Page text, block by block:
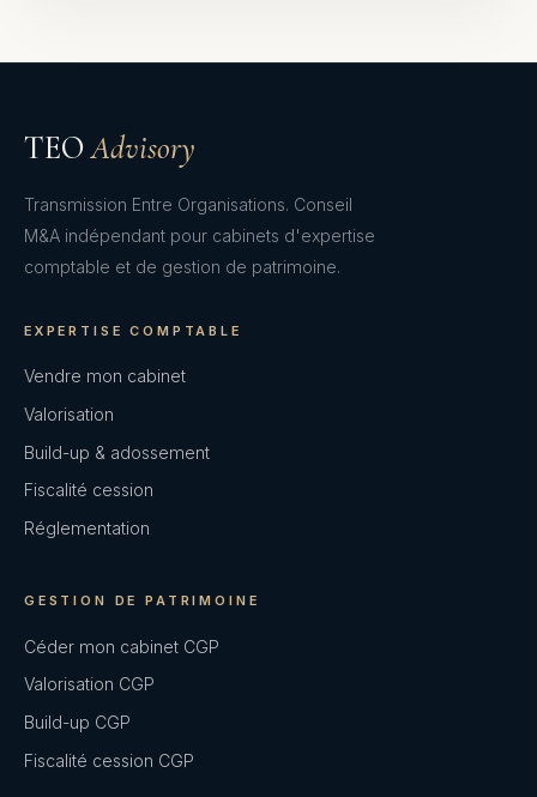
TEOAdvisory
Transmission Entre Organisations. Conseil
M&A indépendant pour cabinets d'expertise
comptable et de gestion de patrimoine.
EXPERTISE COMPTABLE
Vendre mon cabinet
Valorisation
Build-up & adossement
Fiscalité cession
Réglementation
GESTION DE PATRIMOINE
Céder mon cabinet CGP
Valorisation CGP
Build-up CGP
Fiscalité cession CGP